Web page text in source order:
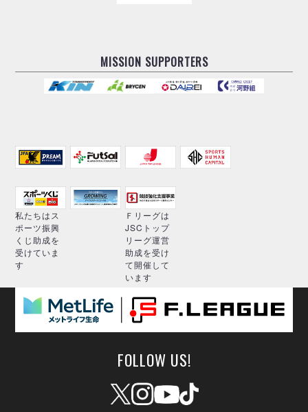
MISSION SUPPORTERS
私たちはス
ポーツ振興
くじ助成を
受けていま
す
Ｆリーグは
JSCトップ
リーグ運営
助成を受け
て開催して
います
FOLLOW US!